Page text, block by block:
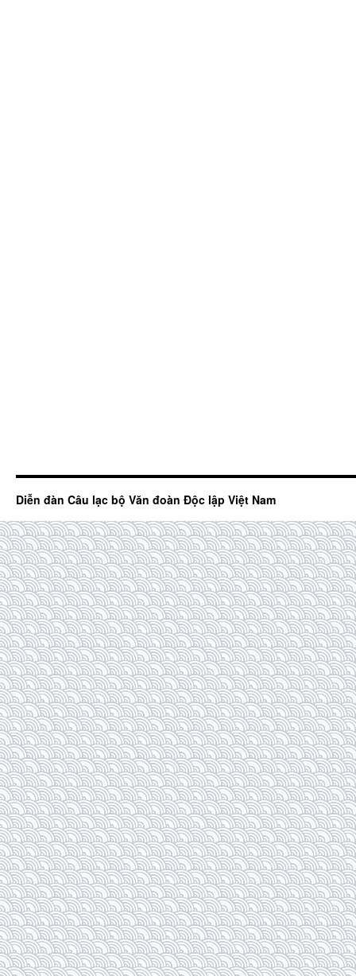
Diễn đàn Câu lạc bộ Văn đoàn Độc lập Việt Nam